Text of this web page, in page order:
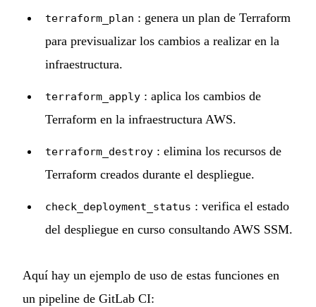
terraform_plan : genera un plan de Terraform
para previsualizar los cambios a realizar en la
infraestructura.
terraform_apply : aplica los cambios de
Terraform en la infraestructura AWS.
terraform_destroy : elimina los recursos de
Terraform creados durante el despliegue.
check_deployment_status : verifica el estado
del despliegue en curso consultando AWS SSM.
Aquí hay un ejemplo de uso de estas funciones en
un pipeline de GitLab CI: